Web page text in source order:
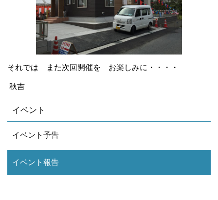
それでは また次回開催を お楽しみに・・・・
秋吉
イベント
イベント予告
イベント報告